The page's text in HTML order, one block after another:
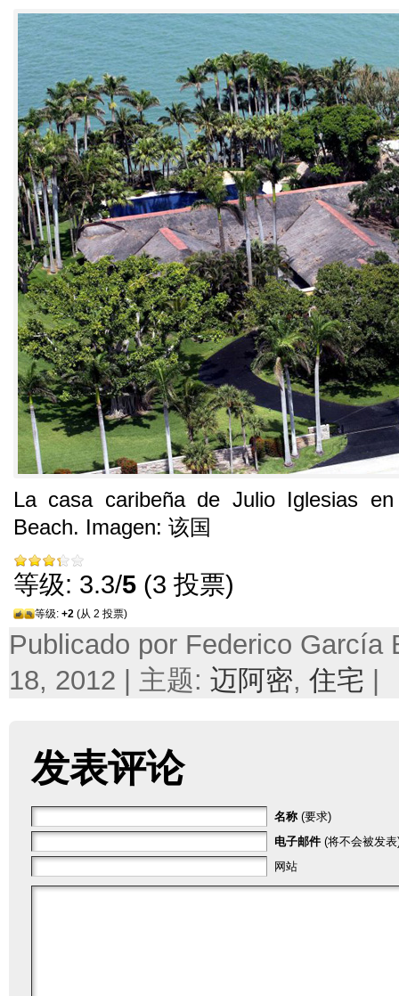
La casa caribeña de Julio Iglesias
Beach. Imagen: 该国
等级: 3.3/5 (3 投票)
等级: +2 (从 2 投票)
Publicado por Federico García
18, 2012 | 主题: 迈阿密, 住宅
发表评论
名称 (要求)
电子邮件 (将不会被发
网站